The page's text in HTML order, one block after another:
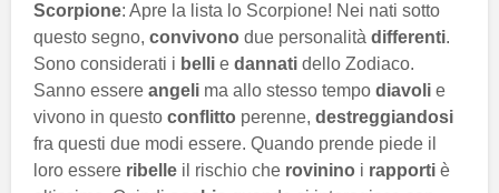
Scorpione: Apre la lista lo Scorpione! Nei nati sotto
questo segno, convivono due personalità differenti.
Sono considerati i belli e dannati dello Zodiaco.
Sanno essere angeli ma allo stesso tempo diavoli e
vivono in questo conflitto perenne, destreggiandosi
fra questi due modi essere. Quando prende piede il
loro essere ribelle il rischio che rovinino i rapporti è